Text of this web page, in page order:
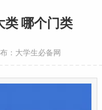
类 哪个门类
：大学生必备网